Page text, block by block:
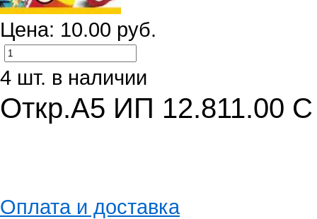
Цена: 10.00 руб.
4 шт. в наличии
Откр.А5 ИП 12.811.00
Оплата и доставка